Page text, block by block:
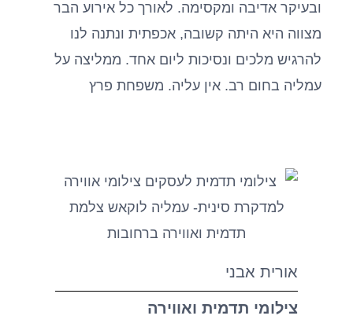
ובעיקר אדיבה ומקסימה. לאורך כל אירוע הבר
מצווה היא היתה קשובה, אכפתית ונתנה לנו
להרגיש מלכים ונסיכות ליום אחד. ממליצה על
עמליה בחום רב. אין עליה. משפחת פרץ
אורית אבני
צילומי תדמית ואווירה